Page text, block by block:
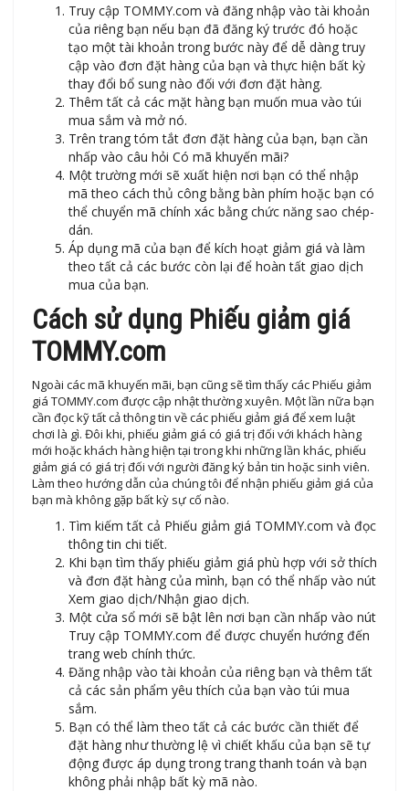
Truy cập TOMMY.com và đăng nhập vào tài khoản
của riêng bạn nếu bạn đã đăng ký trước đó hoặc
tạo một tài khoản trong bước này để dễ dàng truy
cập vào đơn đặt hàng của bạn và thực hiện bất kỳ
thay đổi bổ sung nào đối với đơn đặt hàng.
Thêm tất cả các mặt hàng bạn muốn mua vào túi
mua sắm và mở nó.
Trên trang tóm tắt đơn đặt hàng của bạn, bạn cần
nhấp vào câu hỏi Có mã khuyến mãi?
Một trường mới sẽ xuất hiện nơi bạn có thể nhập
mã theo cách thủ công bằng bàn phím hoặc bạn có
thể chuyển mã chính xác bằng chức năng sao chép-
dán.
Áp dụng mã của bạn để kích hoạt giảm giá và làm
theo tất cả các bước còn lại để hoàn tất giao dịch
mua của bạn.
Cách sử dụng Phiếu giảm giá
TOMMY.com
Ngoài các mã khuyến mãi, bạn cũng sẽ tìm thấy các Phiếu giảm
giá TOMMY.com được cập nhật thường xuyên. Một lần nữa bạn
cần đọc kỹ tất cả thông tin về các phiếu giảm giá để xem luật
chơi là gì. Đôi khi, phiếu giảm giá có giá trị đối với khách hàng
mới hoặc khách hàng hiện tại trong khi những lần khác, phiếu
giảm giá có giá trị đối với người đăng ký bản tin hoặc sinh viên.
Làm theo hướng dẫn của chúng tôi để nhận phiếu giảm giá của
bạn mà không gặp bất kỳ sự cố nào.
Tìm kiếm tất cả Phiếu giảm giá TOMMY.com và đọc
thông tin chi tiết.
Khi bạn tìm thấy phiếu giảm giá phù hợp với sở thích
và đơn đặt hàng của mình, bạn có thể nhấp vào nút
Xem giao dịch/Nhận giao dịch.
Một cửa sổ mới sẽ bật lên nơi bạn cần nhấp vào nút
Truy cập TOMMY.com để được chuyển hướng đến
trang web chính thức.
Đăng nhập vào tài khoản của riêng bạn và thêm tất
cả các sản phẩm yêu thích của bạn vào túi mua
sắm.
Bạn có thể làm theo tất cả các bước cần thiết để
đặt hàng như thường lệ vì chiết khấu của bạn sẽ tự
động được áp dụng trong trang thanh toán và bạn
không phải nhập bất kỳ mã nào.